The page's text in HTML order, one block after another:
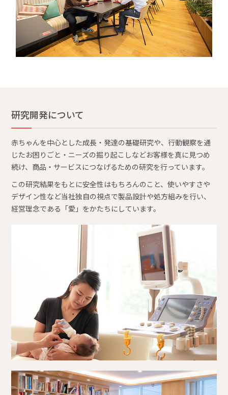
研究開発について
赤ちゃんを中心とした成長・発達の基礎研究や、行動観察を通
じたお困りごと・ニーズの掘り起こしなどお客様を真に見つめ
続け、商品・サービスにつなげるための研究を行っています。
この研究結果をもとに安全性はもちろんのこと、使いやすさや
デザイン性など当社独自の視点で製品設計や処方組みを行い、
経営理念である「愛」をかたちにしています。